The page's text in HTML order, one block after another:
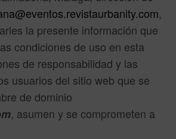
,
la presente información que
condiciones de uso en esta
de responsabilidad y las
usuarios del sitio web que se
de dominio
, asumen y se comprometen a